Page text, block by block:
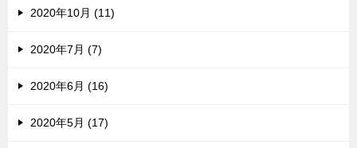
2020年10月 (11)
2020年7月 (7)
2020年6月 (16)
2020年5月 (17)